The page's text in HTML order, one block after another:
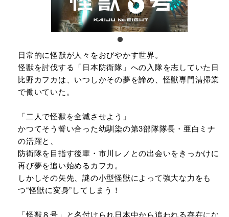
日常的に怪獣が人々をおびやかす世界。
怪獣を討伐する「日本防衛隊」への入隊を志していた日
比野カフカは、いつしかその夢を諦め、怪獣専門清掃業
で働いていた。
「二人で怪獣を全滅させよう」
かつてそう誓い合った幼馴染の第3部隊隊長・亜白ミナ
の活躍と、
防衛隊を目指す後輩・市川レノとの出会いをきっかけに
再び夢を追い始めるカフカ。
しかしその矢先、謎の小型怪獣によって強大な力をも
つ“怪獣に変身”してしまう！
「怪獣８号」と名付けられ日本中から追われる存在にな